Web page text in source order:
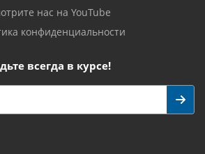
нас на YouTube
конфиденциальности
всегда в курсе!